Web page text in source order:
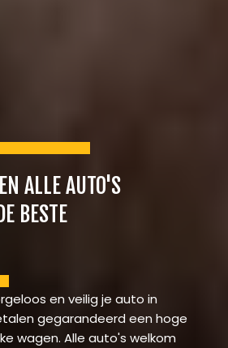
ALLE AUTO'S
BESTE
en veilig je auto in
gegarandeerd een hoge
wagen. Alle auto's welkom